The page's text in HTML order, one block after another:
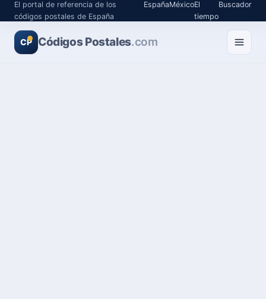
El portal de referencia de los
códigos postales de España
EspañaMéxicoEl
tiempo
Buscador
CP Códigos Postales.com